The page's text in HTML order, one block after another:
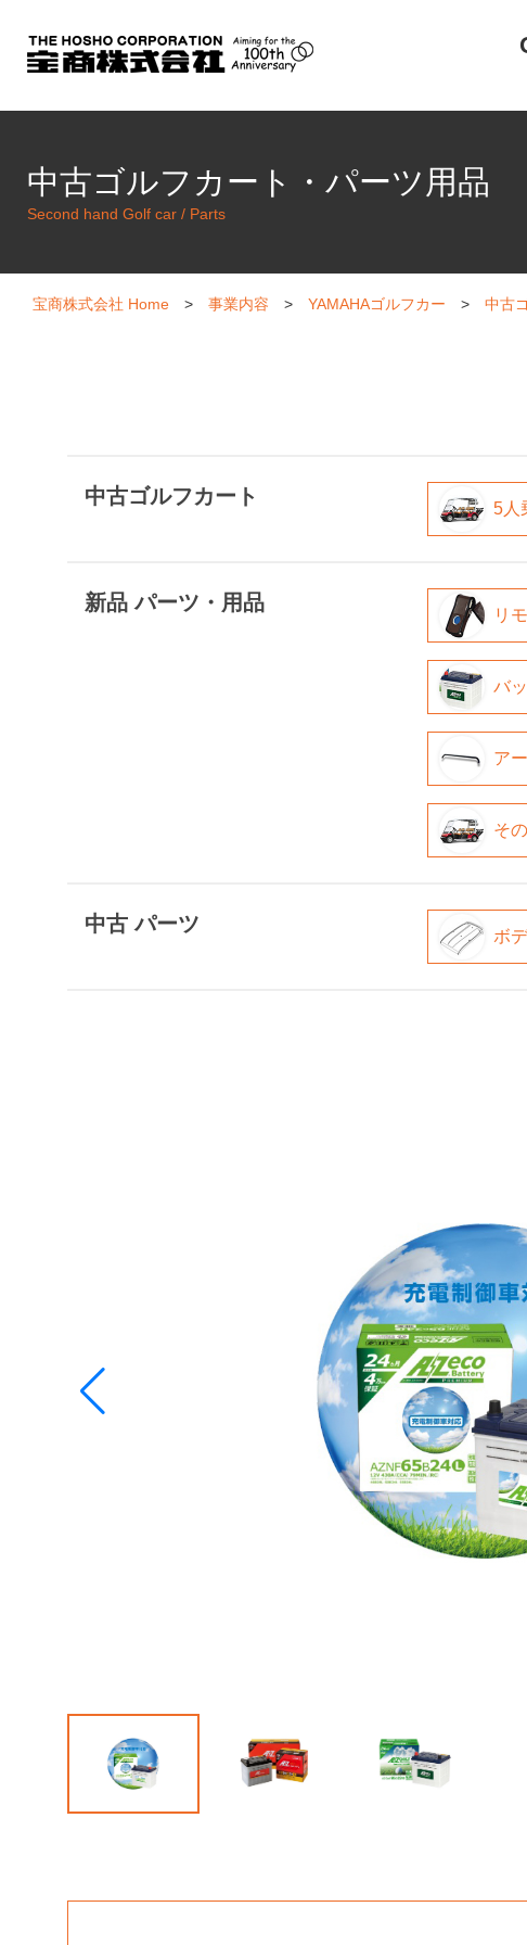
中古ゴルフカート・パーツ用品
Second hand Golf car / Parts
宝商株式会社 Home > 事業内容 > YAMAHAゴルフカー > 中古
中古ゴルフカート
5人
新品 パーツ・用品
リ
バ
ア
そ
中古 パーツ
ボ